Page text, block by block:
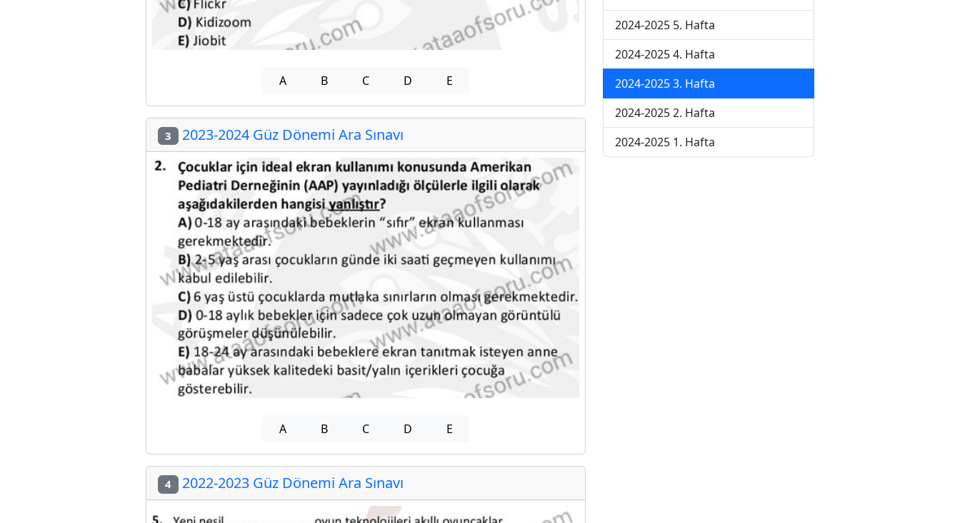
A B C D E
3 2023-2024 Güz Dönemi Ara Sınavı
A B C D E
4 2022-2023 Güz Dönemi Ara Sınavı
2024-2025 5. Hafta
2024-2025 4. Hafta
2024-2025 3. Hafta
2024-2025 2. Hafta
2024-2025 1. Hafta